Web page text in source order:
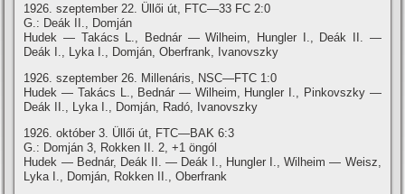
1926. szeptember 22. Üllői út, FTC—33 FC 2:0
G.: Deák II., Domján
Hudek — Takács L., Bednár — Wilheim, Hungler I., Deák II. —
Deák I., Lyka I., Domján, Oberfrank, Ivanovszky
1926. szeptember 26. Millenáris, NSC—FTC 1:0
Hudek — Takács L., Bednár — Wilheim, Hungler I., Pinkovszky —
Deák II., Lyka I., Domján, Radó, Ivanovszky
1926. október 3. Üllői út, FTC—BAK 6:3
G.: Domján 3, Rokken II. 2, +1 öngól
Hudek — Bednár, Deák II. — Deák I., Hungler I., Wilheim — Weisz,
Lyka I., Domján, Rokken II., Oberfrank